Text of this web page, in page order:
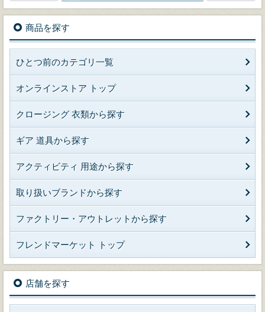
商品を探す
ひとつ前のカテゴリ一覧
オンラインストア トップ
クロージング 衣類から探す
ギア 道具から探す
アクティビティ 用途から探す
取り扱いブランドから探す
ファクトリー・アウトレットから探す
フレンドマーケット トップ
店舗を探す